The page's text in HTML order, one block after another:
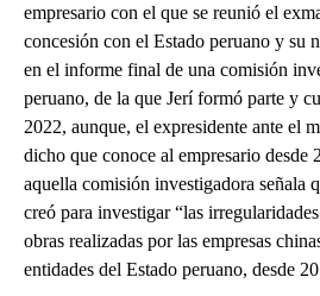
empresario con el que se reunió el
concesión con el Estado peruano y su
en el informe final de una comisión
peruano, de la que Jerí formó parte y
2022, aunque, el expresidente ante el
dicho que conoce al empresario
aquella comisión investigadora señala
creó para investigar “las
obras realizadas por las empresas
entidades del Estado peruano, desde